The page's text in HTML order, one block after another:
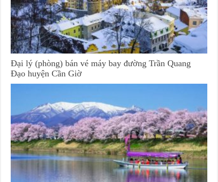
Đại lý (phòng) bán vé máy bay đường Trần Quang
Đạo huyện Cần Giờ